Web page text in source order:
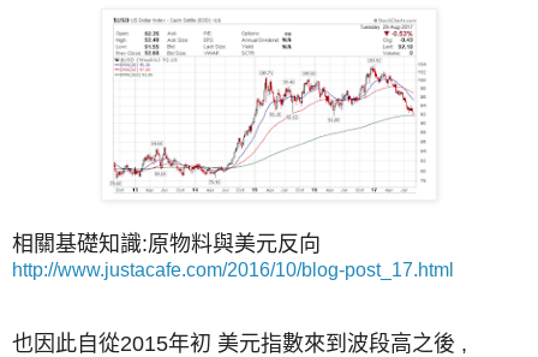
相關基礎知識:原物料與美元反向
http://www.justacafe.com/2016/10/blog-post_17.html
也因此自從2015年初 美元指數來到波段高之後 ,